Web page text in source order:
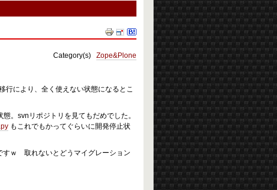
Document
Actions
Category(s) Zope&Plone
により、全く使えない状態になるとこ
。svnリポジトリを見てもだめでした。
もこれでもかってぐらいに開発停止状
すｗ 取れないとどうマイグレーション